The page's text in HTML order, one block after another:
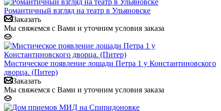
Романтичный взгляд на театр в Ульяновске
Заказать
Мы свяжемся с Вами и уточним условия заказа
Мистическое появление лошади Петра 1 у Константиновского
дворца. (Питер)
Заказать
Мы свяжемся с Вами и уточним условия заказа